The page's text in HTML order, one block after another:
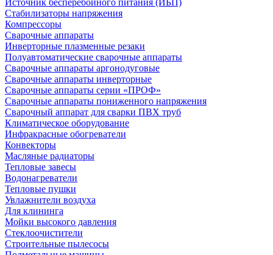
Источник бесперебойного питания (ИБП)
Стабилизаторы напряжения
Компрессоры
Сварочные аппараты
Инверторные плазменные резаки
Полуавтоматические сварочные аппараты
Сварочные аппараты аргонодуговые
Сварочные аппараты инверторные
Сварочные аппараты серии «ПРОФ»
Сварочные аппараты пониженного напряжения
Сварочный аппарат для сварки ПВХ труб
Климатическое оборудование
Инфракрасные обогреватели
Конвекторы
Масляные радиаторы
Тепловые завесы
Водонагреватели
Тепловые пушки
Увлажнители воздуха
Для клининга
Мойки высокого давления
Стеклоочистители
Строительные пылесосы